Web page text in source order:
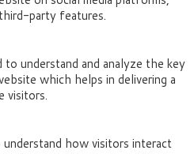
party features.
to understand and analyze the key
which helps in delivering a
visitors.
how visitors interact